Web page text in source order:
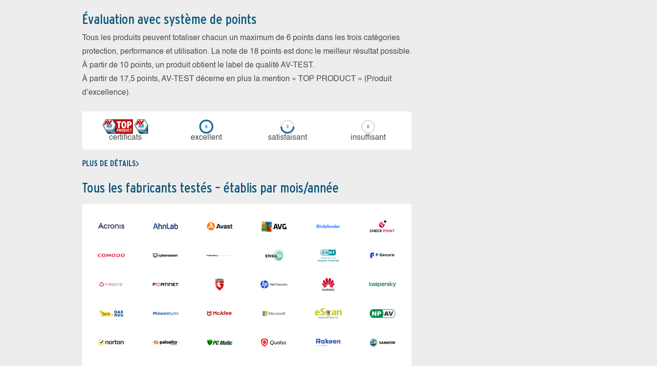
Évaluation avec système de points
Tous les produits peuvent totaliser chacun un maximum de 6 points dans les trois catégories
protection, performance et utilisation. La note de 18 points est donc le meilleur résultat possible.
À partir de 10 points, un produit obtient le label de qualité AV-TEST.
À partir de 17,5 points, AV-TEST décerne en plus la mention « TOP PRODUCT » (Produit
d’excellence).
certi­ficats ex­cellent sa­tis­fai­sant in­suf­fi­sant
PLUS DE DÉTAILS
Tous les fabricants testés – établis par mois/année